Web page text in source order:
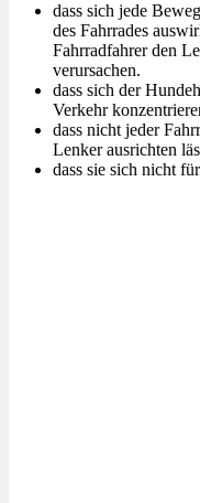
dass sich jede
des Fahrrades
Fahrradfahrer den
verursachen.
dass sich der
Verkehr
dass nicht jeder
Lenker ausrichten
dass sie sich nicht